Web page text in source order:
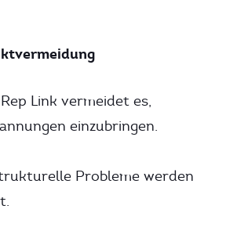
Link vermeidet es,
einzubringen.
Probleme werden